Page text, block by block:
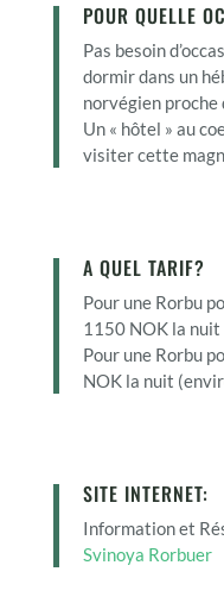
POUR QUELLE
Pas besoin
dormir dans un
norvégien proche
Un « hôtel » au
visiter cette
A QUEL TARIF?
Pour une Rorbu
1150 NOK la
Pour une Rorbu
NOK la nuit
SITE INTERNET:
Information et
Svinoya Rorbuer